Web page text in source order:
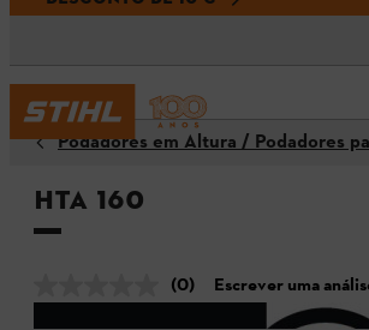
Podadores em Altura / Podadores
HTA 160
(0) Escrever uma